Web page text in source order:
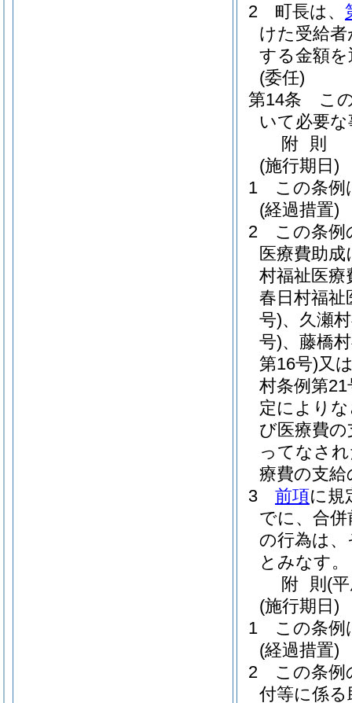
2
町長は、
けた受給
する金額
(委任)
第14条
こ
いて必要
附 則
(施行期日)
1
この条例
(経過措置)
2
この条例
医療費助
村福祉医療
春日村福祉
号)、久瀬
号)、藤橋
第16号)又
村条例第21
定により
び医療費
ってなさ
療費の支
3
前項に規
でに、合
の行為は
とみなす。
附 則 (
(施行期日)
1
この条例
(経過措置)
2
この条例
付等に係